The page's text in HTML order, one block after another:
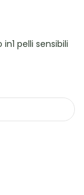
pelli sensibili